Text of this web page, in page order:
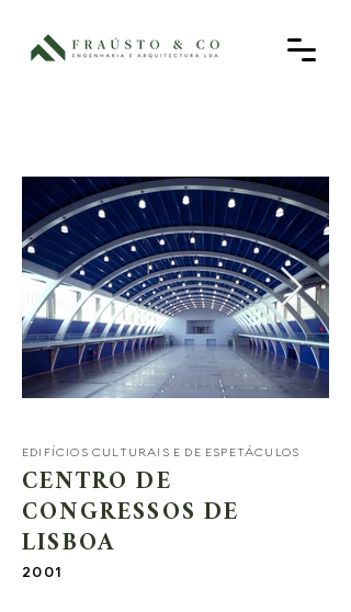
EDIFÍCIOS CULTURAIS E DE ESPETÁCULOS
CENTRO DE
CONGRESSOS DE
LISBOA
2001